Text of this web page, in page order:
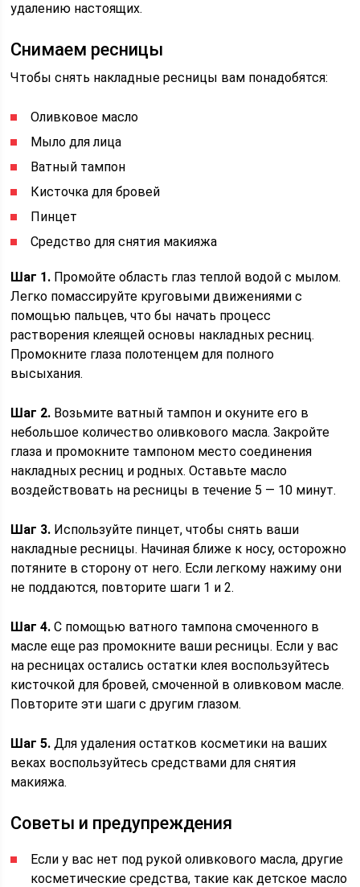
удалению настоящих.
Снимаем ресницы
Чтобы снять накладные ресницы вам понадобятся:
Оливковое масло
Мыло для лица
Ватный тампон
Кисточка для бровей
Пинцет
Средство для снятия макияжа
Шаг 1. Промойте область глаз теплой водой с мылом.
Легко помассируйте круговыми движениями с
помощью пальцев, что бы начать процесс
растворения клеящей основы накладных ресниц.
Промокните глаза полотенцем для полного
высыхания.
Шаг 2. Возьмите ватный тампон и окуните его в
небольшое количество оливкового масла. Закройте
глаза и промокните тампоном место соединения
накладных ресниц и родных. Оставьте масло
воздействовать на ресницы в течение 5 — 10 минут.
Шаг 3. Используйте пинцет, чтобы снять ваши
накладные ресницы. Начиная ближе к носу, осторожно
потяните в сторону от него. Если легкому нажиму они
не поддаются, повторите шаги 1 и 2.
Шаг 4. С помощью ватного тампона смоченного в
масле еще раз промокните ваши ресницы. Если у вас
на ресницах остались остатки клея воспользуйтесь
кисточкой для бровей, смоченной в оливковом масле.
Повторите эти шаги с другим глазом.
Шаг 5. Для удаления остатков косметики на ваших
веках воспользуйтесь средствами для снятия
макияжа.
Советы и предупреждения
Если у вас нет под рукой оливкового масла, другие
косметические средства, такие как детское масло